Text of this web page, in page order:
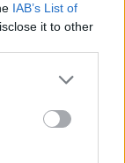
IAB’s List of
it to other
qui